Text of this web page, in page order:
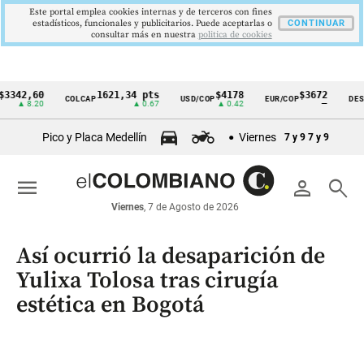
Cintillo
económicos
Colombia
COLCAP1621,34 pts USD/COP$4178
▲ 0.42
EUR/COP$3672
—
Pico y Placa Medellín Viernes 7 y 9 7 y 9
person search
Viernes, 7 de Agosto de 2026
menu
Así ocurrió la desaparición de
Yulixa Tolosa tras cirugía
estética en Bogotá
Este portal emplea cookies internas y de terceros con fines
estadísticos, funcionales y publicitarios. Puede aceptarlas o
consultar más en nuestra politica de cookies
CONTINUAR